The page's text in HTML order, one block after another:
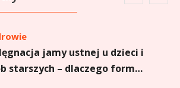
jamy ustnej u dzieci i
starszych – dlaczego forma